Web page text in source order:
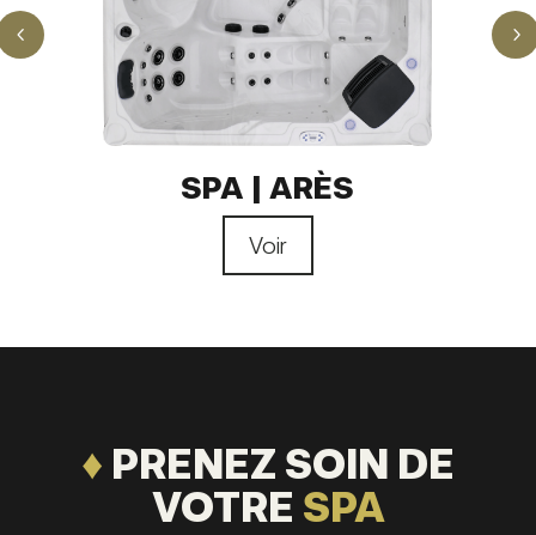
SPA | ARÈS
Voir
4 5
♦ PRENEZ SOIN DE
VOTRE SPA